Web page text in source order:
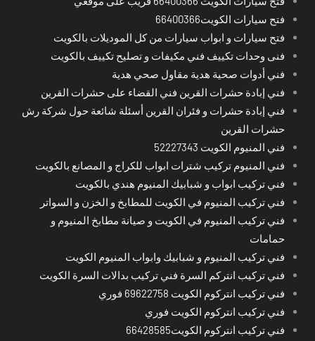
فتح سيارات الكويت66400366
فتح سيارات و ابواب سيارات من كل الموديلات بالكويت
فنى وحدات تكييف فني مكيفات و تصليح تكييف بالكويت
فني أدوات صحية هدية مقاول صحي هدية
فني إبادة حشرات القرين فني القضاء على حشرات القرين
فني إبادة حشرات و فئران القرين أسئلة شائعة حول شركة رش
حشرات القرين
فني المنيوم الكويت 52227343
فني المنيوم تركيب شترات ابواب للكراج و المصانع بالكويت
فني تركيب ابواب و شبابيك المنيوم هندي بالكويت
فني تركيب المنيوم في الكويت للمطابخ و الخزن و السواتر
فني تركيب المنيوم في الكويت و صيانة مطابخ المنيوم و
حمامات
فني تركيب المنيوم و شبابيك وابواب المنيوم الكويت
فني تركيب انتركم السرة فني تركيب بدالات السرة الكويت
فني تركيب انتركوم الكويت 69622758 فوري
فني تركيب انتركوم الكويت فوري
فني تركيب انتركوم الكويت66428585